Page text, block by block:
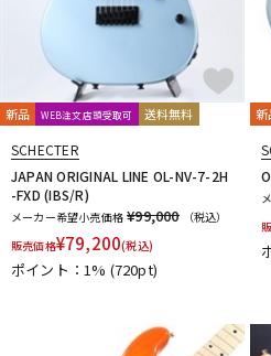
DJ機器
新品 WEB注文店頭受取可 送料無料
SCHECTER
JAPAN ORIGINAL LINE OL-NV-7-2H
-FXD (IBS/R)
メーカー希望小売価格 ¥99,000
（税込）
販売価格¥79,200(税込)
ポイント：1% (720pt)
新